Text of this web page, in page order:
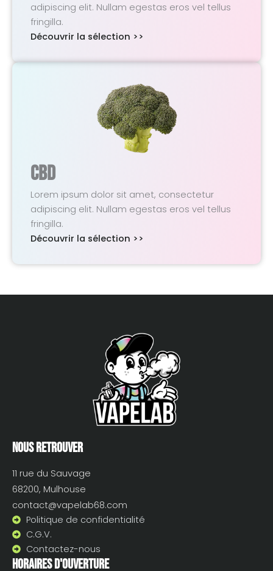
adipiscing elit. Nullam egestas eros vel tellus
fringilla.
Découvrir la sélection >>
CBD
Lorem ipsum dolor sit amet, consectetur
adipiscing elit. Nullam egestas eros vel tellus
fringilla.
Découvrir la sélection >>
Nous retrouver
11 rue du Sauvage
68200, Mulhouse
contact@vapelab68.com
Politique de confidentialité
C.G.V.
Contactez-nous
Horaires d'ouverture